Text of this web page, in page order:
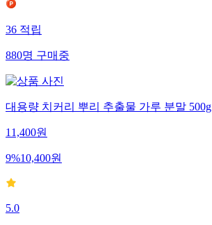
36 적립
880명 구매중
대용량 치커리 뿌리 추출물 가루 분말 500g
11,400원
9%10,400원
5.0